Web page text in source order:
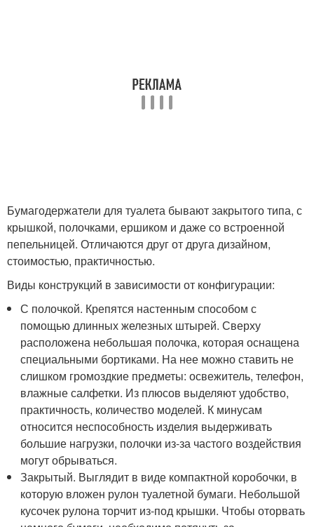
Бумагодержатели для туалета бывают закрытого типа, с
крышкой, полочками, ершиком и даже со встроенной
пепельницей. Отличаются друг от друга дизайном,
стоимостью, практичностью.
Виды конструкций в зависимости от конфигурации:
С полочкой. Крепятся настенным способом с
помощью длинных железных штырей. Сверху
расположена небольшая полочка, которая оснащена
специальными бортиками. На нее можно ставить не
слишком громоздкие предметы: освежитель, телефон,
влажные салфетки. Из плюсов выделяют удобство,
практичность, количество моделей. К минусам
относится неспособность изделия выдерживать
большие нагрузки, полочки из-за частого воздействия
могут обрываться.
Закрытый. Выглядит в виде компактной коробочки, в
которую вложен рулон туалетной бумаги. Небольшой
кусочек рулона торчит из-под крышки. Чтобы оторвать